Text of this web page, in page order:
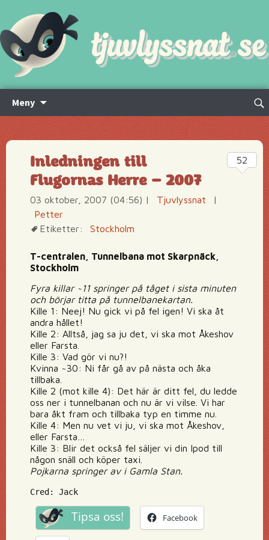
Meny
innehåll
Sök
Inledningen till
Flugornas Herre – 2007
03 oktober, 2007 (04:56) | Tjuvlyssnat
|
Petter
Etiketter:
Stockholm
T-centralen, Tunnelbana mot Skarpnäck,
Stockholm
Fyra killar ~11 springer på tåget i sista minuten
och börjar titta på tunnelbanekartan.
Kille 1: Neej! Nu gick vi på fel igen! Vi ska åt
andra hållet!
Kille 2: Alltså, jag sa ju det, vi ska mot Åkeshov
eller Farsta.
Kille 3: Vad gör vi nu?!
Kvinna ~30: Ni får gå av på nästa och åka
tillbaka.
Kille 2 (mot kille 4): Det här är ditt fel, du ledde
oss ner i tunnelbanan och nu är vi vilse. Vi har
bara åkt fram och tillbaka typ en timme nu.
Kille 4: Men nu vet vi ju, vi ska mot Åkeshov,
eller Farsta…
Kille 3: Blir det också fel säljer vi din Ipod till
någon snäll och köper taxi.
Pojkarna springer av i Gamla Stan.
Cred: Jack
Tipsa oss! Facebook
52